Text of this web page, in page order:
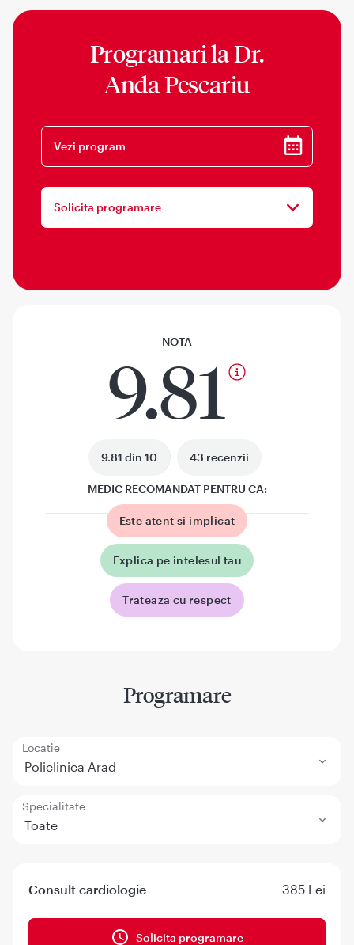
Programari laDr.
Anda Pescariu
Vezi program
Solicita programare
NOTA
9.81
9.81 din 10 43 recenzii
MEDIC RECOMANDAT PENTRU CA:
Este atent si implicat
Explica pe intelesul tau
Trateaza cu respect
Programare
Locatie
Policlinica Arad
Specialitate
Toate
Consult cardiologie 385 Lei
Solicita programare